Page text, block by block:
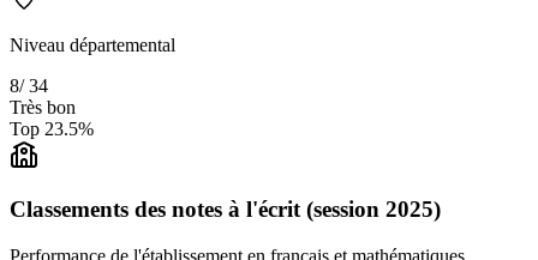
Niveau départemental
8/34
Très bon
Top 23.5%
Classements des notes à l'écrit (session 2025)
Performance de l'établissement en français et mathématiques